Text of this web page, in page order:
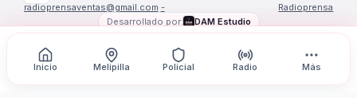
radioprensaventas@gmail.com·-
Radioprensa
Desarrollado por:
DAM Estudio
2026 Radioprensa . Todos los derechos reservados.
Inicio
Melipilla Policial Radio Más